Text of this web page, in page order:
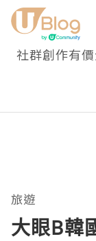
社群創作有
旅遊
大眼B韓